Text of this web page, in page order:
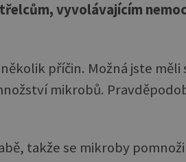
vyvolávajícím
příčin. Možná jste měli
mikrobů.
takže se mikroby